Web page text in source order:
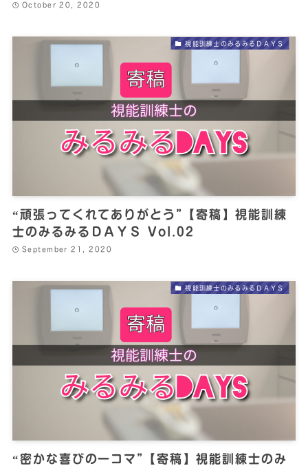
October 20, 2020
視能訓練士のみるみるＤＡＹＳ
“頑張ってくれてありがとう”【寄稿】視能訓練
士のみるみるＤＡＹＳ Vol.02
September 21, 2020
視能訓練士のみるみるＤＡＹＳ
“密かな喜びの一コマ”【寄稿】視能訓練士のみ